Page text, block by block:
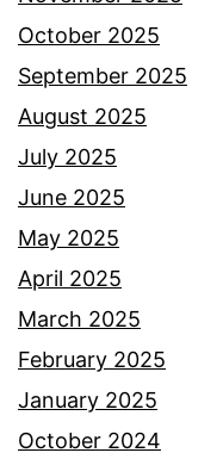
October 2025
September 2025
August 2025
July 2025
June 2025
May 2025
April 2025
March 2025
February 2025
January 2025
October 2024